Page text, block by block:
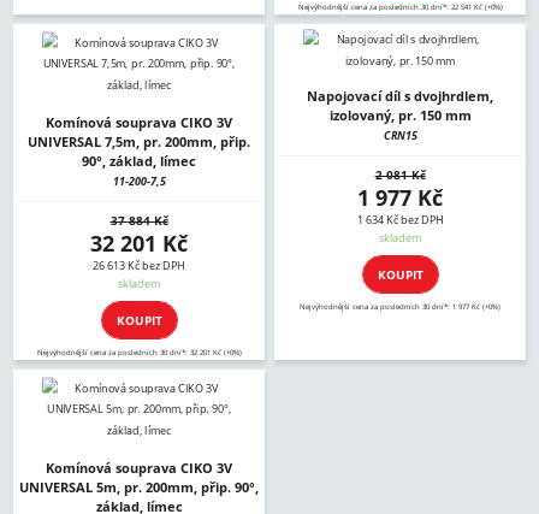
Nejvýhodnější cena za posledních 30 dní*: 22 541 Kč (+0%)
Komínová souprava CIKO 3V
UNIVERSAL 7,5m, pr. 200mm, přip.
90°, základ, límec
11-200-7,5
37 884 Kč
32 201 Kč
26 613 Kč bez DPH
skladem
KOUPIT
Nejvýhodnější cena za posledních 30 dní*: 32 201 Kč (+0%)
Napojovací díl s dvojhrdlem,
izolovaný, pr. 150 mm
CRN15
2 081 Kč
1 977 Kč
1 634 Kč bez DPH
skladem
KOUPIT
Nejvýhodnější cena za posledních 30 dní*: 1 977 Kč (+0%)
Komínová souprava CIKO 3V
UNIVERSAL 5m, pr. 200mm, přip. 90°,
základ, límec